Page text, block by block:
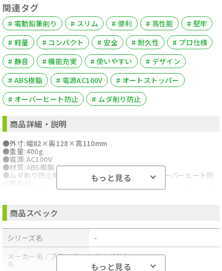
関連タグ
# 電動鉛筆削り # スリム # 便利 # 高性能
# 堅牢
# 軽量
# コンパクト # 安全 # 耐久性
# プロ仕様
# 静音
# 機能充実 # 使いやすい
# デザイン
# ABS樹脂
# 電源AC100V
# オートストッパー
# オーバーヒート防止
# ムダ削り防止
商品詳細・説明
●外寸:幅82×奥128×高110mm
●重量:400g
●電源:AC100V
●材質:ABS樹脂
●ムダ削り防止機能,安全オートストッパー機能,オーバーヒート防
止機能付
●沖縄・離島への配送料金は別途見積もり（配送不可の場合も有）
もっと見る
商品スペック
シリーズ名
-
メーカー名／ブランド
名
ナカバヤシ
もっと見る